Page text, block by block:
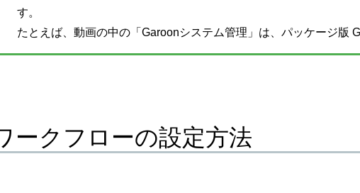
す。
たとえば、動画の中の「Garoonシステム管理」は、パッケージ版
ークフローの設定方法